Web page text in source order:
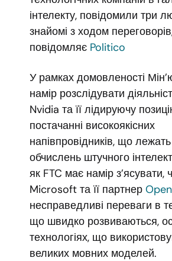
інтелекту, повідомили три
знайомі з ходом
повідомляє Politico
У рамках домовленості
намір розслідувати
Nvidia та її лідируючу
постачанні високоякісних
напівпровідників, що
обчислень штучного
як FTC має намір з’ясувати,
Microsoft та її партнер
несправедливі переваги в
що швидко розвиваються,
технологіях, що
великих мовних моделей.